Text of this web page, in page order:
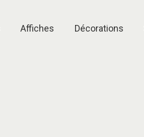
Affiches Décorations